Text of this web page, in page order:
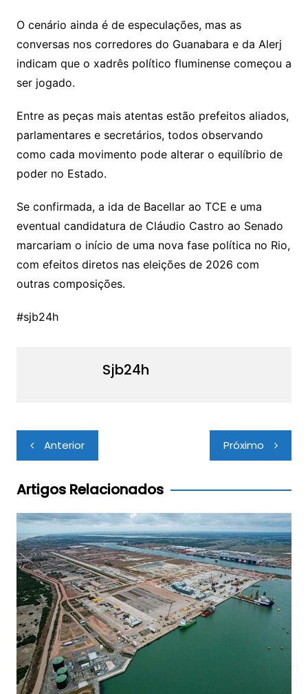
O cenário ainda é de especulações, mas as
conversas nos corredores do Guanabara e da Alerj
indicam que o xadrês político fluminense começou a
ser jogado.
Entre as peças mais atentas estão prefeitos aliados,
parlamentares e secretários, todos observando
como cada movimento pode alterar o equilíbrio de
poder no Estado.
Se confirmada, a ida de Bacellar ao TCE e uma
eventual candidatura de Cláudio Castro ao Senado
marcariam o início de uma nova fase política no Rio,
com efeitos diretos nas eleições de 2026 com
outras composições.
#sjb24h
Sjb24h
Navegação
de
Post
Anterior Próximo
Artigos Relacionados